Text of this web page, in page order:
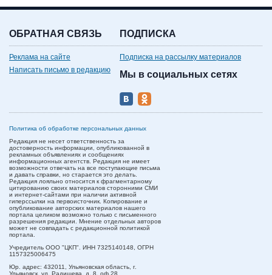
ОБРАТНАЯ СВЯЗЬ
Реклама на сайте
Написать письмо в редакцию
ПОДПИСКА
Подписка на рассылку материалов
Мы в социальных сетях
Политика об обработке персональных данных
Редакция не несет ответственность за
достоверность информации, опубликованной в
рекламных объявлениях и сообщениях
информационных агентств. Редакция не имеет
возможности отвечать на все поступающие письма
и давать справки, но старается это делать.
Редакция лояльно относится к фрагментарному
цитированию своих материалов сторонними СМИ
и интернет-сайтами при наличии активной
гиперссылки на первоисточник. Копирование и
опубликование авторских материалов нашего
портала целиком возможно только с письменного
разрешения редакции. Мнение отдельных авторов
может не совпадать с редакционной политикой
портала.
Учредитель ООО "ЦКП". ИНН 7325140148, ОГРН
1157325006475
Юр. адрес: 432011, Ульяновская область, г.
Ульяновск, ул. Радищева, д. 8, оф.28